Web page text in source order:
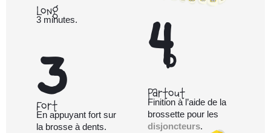
Long
3 minutes.
3
Fort
En appuyant fort sur
la brosse à dents.
4
b
Partout
Finition à l’aide de la
brossette pour les
disjoncteurs.